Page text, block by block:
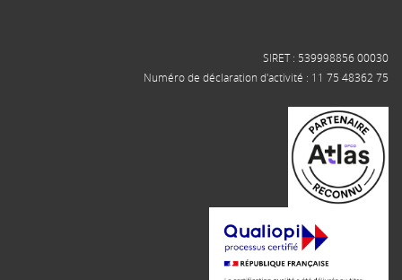
SIRET : 539998856 00030
Numéro de déclaration d'activité : 11 75 48362 75